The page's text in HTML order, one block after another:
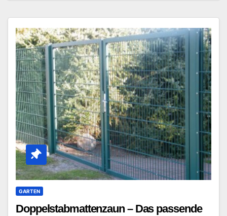
GARTEN
Doppelstabmattenzaun – Das passende